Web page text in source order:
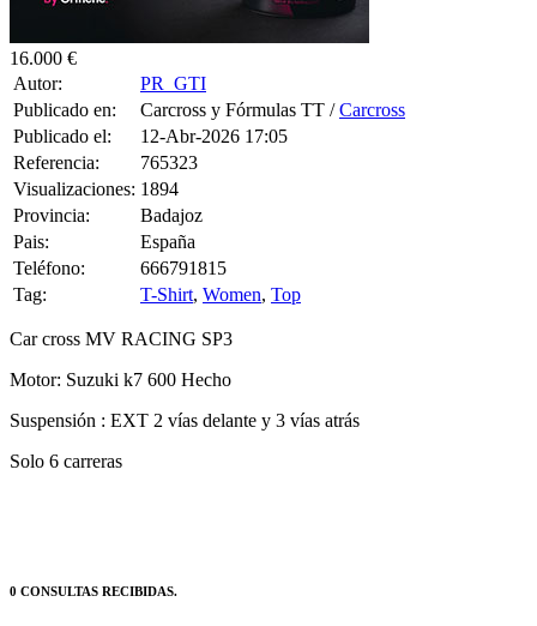
16.000 €
Autor:
PR_GTI
Publicado en:
Carcross y Fórmulas TT /Carcross
Publicado el:
12-Abr-2026 17:05
Referencia:
765323
Visualizaciones: 1894
Provincia:
Badajoz
Pais:
España
Teléfono:
666791815
Tag:
T-Shirt, Women, Top
Car cross MV RACING SP3
Motor: Suzuki k7 600 Hecho
Suspensión : EXT 2 vías delante y 3 vías atrás
Solo 6 carreras
0 CONSULTAS RECIBIDAS.